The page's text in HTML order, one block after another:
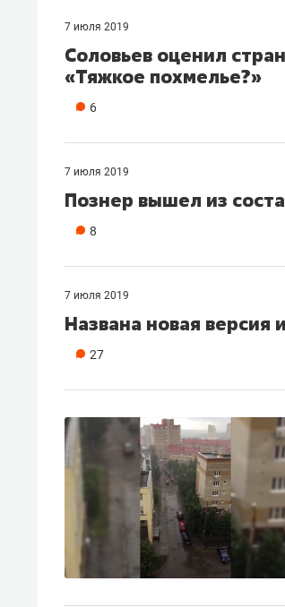
7 июля 2019
Соловьев оценил
«Тяжкое похмелье?»
6
7 июля 2019
Познер вышел из
8
7 июля 2019
Названа новая версия
27